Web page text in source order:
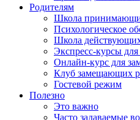
Родителям
Школа
Психологическое
Школа
Экспресс-курсы
Онлайн-курс для
Клуб замещающих
Гостевой режим
Полезно
Это важно
Часто задаваемые